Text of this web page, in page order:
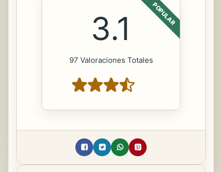
POPULAR
3.1
97 Valoraciones Totales